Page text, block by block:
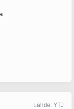
Lähde: YTJ